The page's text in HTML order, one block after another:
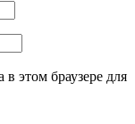
этом браузере для